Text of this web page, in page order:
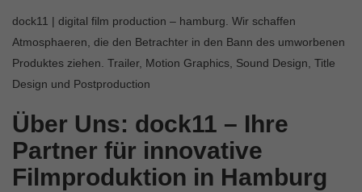
dock11 | digital film production – hamburg. Wir schaffen
Atmosphaeren, die den Betrachter in den Bann des umworbenen
Produktes ziehen. Trailer, Motion Graphics, Sound Design, Title
Design und Postproduction
Über Uns: dock11 – Ihre
Partner für innovative
Filmproduktion in Hamburg